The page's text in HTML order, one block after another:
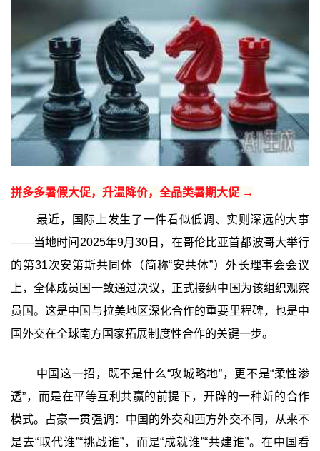
拼多多暑假大促，升温降价，全品类暑期大促 →
最近，国际上发生了一件看似低调、实则深远的大事
——当地时间2025年9月30日，在哥伦比亚首都波哥大举行
的第31次安第斯共同体（简称“安共体”）外长理事会会议
上，全体成员国一致通过决议，正式接纳中国为该组织观察
员国。这是中国与拉美地区深化合作的重要里程碑，也是中
国外交在全球南方国家拓展制度性合作的关键一步。
中国这一招，既不是什么“攻城略地”，更不是“柔性渗
透”，而是在平等互利共赢的前提下，开辟的一种新的合作
模式。占豪一贯强调：中国的外交和西方外交不同，从来不
是去“取代谁”“挑战谁”，而是“成就谁”“共建谁”。在中国看